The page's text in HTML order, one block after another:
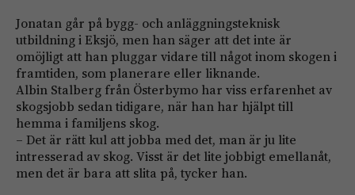
Jonatan går på bygg- och anläggningsteknisk
utbildning i Eksjö, men han säger att det inte är
omöjligt att han pluggar vidare till något inom skogen i
framtiden, som planerare eller liknande.
Albin Stalberg från Österbymo har viss erfarenhet av
skogsjobb sedan tidigare, när han har hjälpt till
hemma i familjens skog.
– Det är rätt kul att jobba med det, man är ju lite
intresserad av skog. Visst är det lite jobbigt emellanåt,
men det är bara att slita på, tycker han.